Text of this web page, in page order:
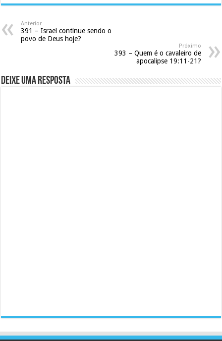
Anterior
391 – Israel continue sendo o
povo de Deus hoje?
Próximo
393 – Quem é o cavaleiro de
apocalipse 19:11-21?
Deixe uma resposta